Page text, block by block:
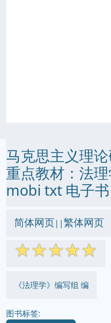
马克思主义理
重点教材：法
mobi txt 电子
简体网页||繁体网页
☆☆☆☆☆
《法理学》编写组 编
图书标签: